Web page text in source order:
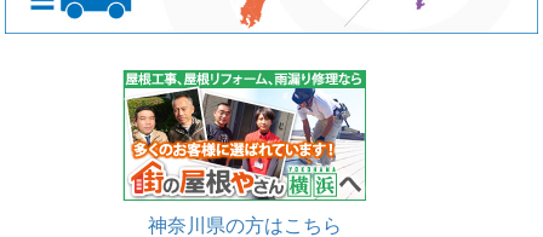
神奈川県の方はこちら